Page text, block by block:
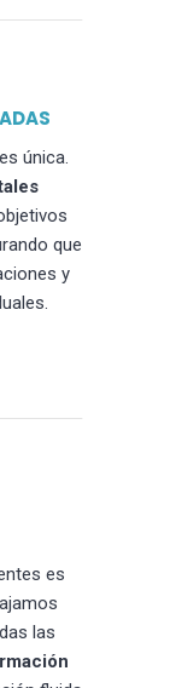
única.
que
y
es
las